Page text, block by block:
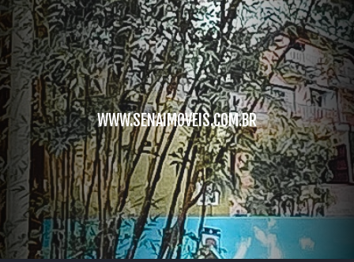
WWW.SENAIMOVEIS.COM.BR